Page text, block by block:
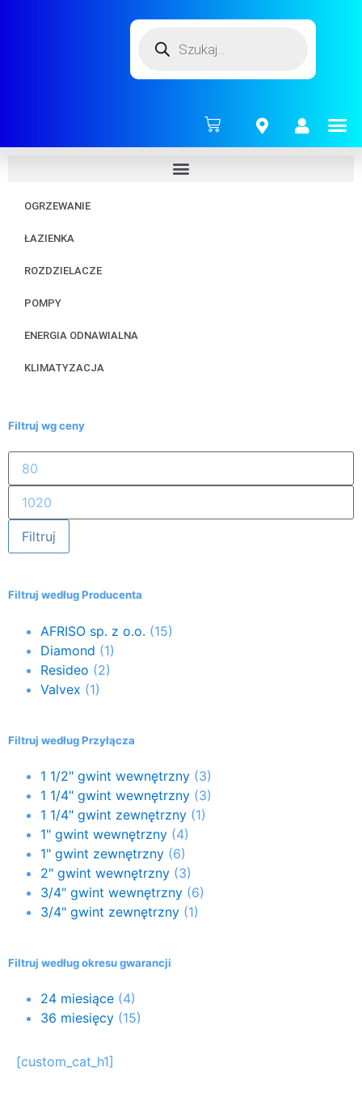
OGRZEWANIE
ŁAZIENKA
ROZDZIELACZE
POMPY
ENERGIA ODNAWIALNA
KLIMATYZACJA
Filtruj wg ceny
Filtruj
Filtruj według Producenta
AFRISO sp. z o.o. (15)
Diamond (1)
Resideo (2)
Valvex (1)
Filtruj według Przyłącza
1 1/2" gwint wewnętrzny (3)
1 1/4" gwint wewnętrzny (3)
1 1/4" gwint zewnętrzny (1)
1" gwint wewnętrzny (4)
1" gwint zewnętrzny (6)
2" gwint wewnętrzny (3)
3/4" gwint wewnętrzny (6)
3/4" gwint zewnętrzny (1)
Filtruj według okresu gwarancji
24 miesiące (4)
36 miesięcy (15)
[custom_cat_h1]